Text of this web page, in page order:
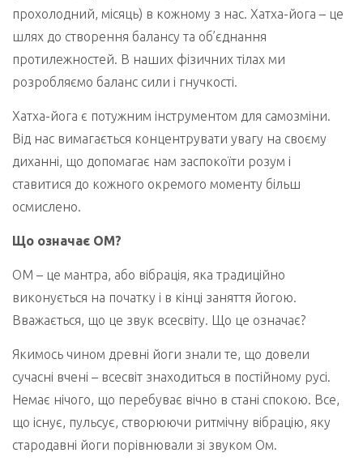
прохолодний, місяць) в кожному з нас. Хатха-йога – це
шлях до створення балансу та об’єднання
протилежностей. В наших фізичних тілах ми
розробляємо баланс сили і гнучкості.
Хатха-йога є потужним інструментом для самозміни.
Від нас вимагається концентрувати увагу на своєму
диханні, що допомагає нам заспокоїти розум і
ставитися до кожного окремого моменту більш
осмислено.
Що означає ОМ?
ОМ – це мантра, або вібрація, яка традиційно
виконується на початку і в кінці заняття йогою.
Вважається, що це звук всесвіту. Що це означає?
Якимось чином древні йоги знали те, що довели
сучасні вчені – всесвіт знаходиться в постійному русі.
Немає нічого, що перебуває вічно в стані спокою. Все,
що існує, пульсує, створюючи ритмічну вібрацію, яку
стародавні йоги порівнювали зі звуком Ом.